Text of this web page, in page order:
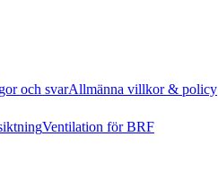
och svarAllmänna villkor & policy
Ventilation för BRF